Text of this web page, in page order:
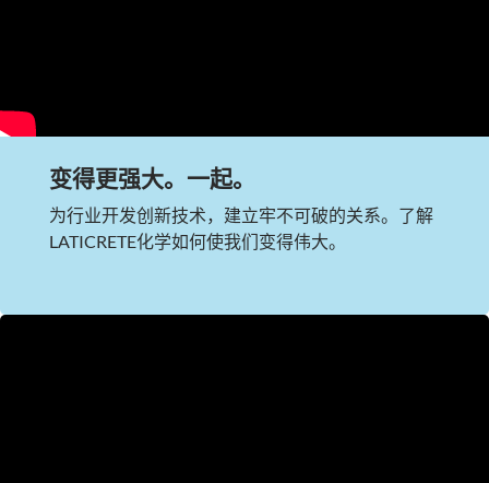
变得更强大。一起。
为行业开发创新技术，建立牢不可破的关系。了解
LATICRETE化学如何使我们变得伟大。